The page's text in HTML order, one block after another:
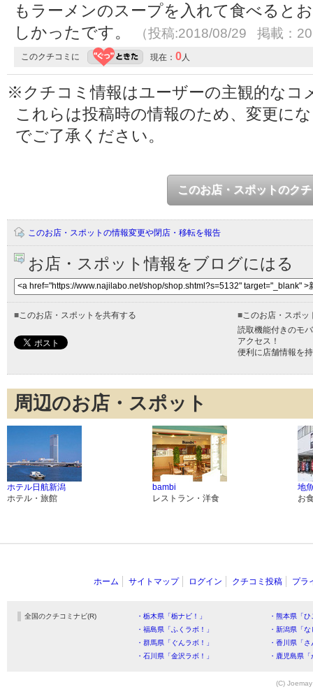
もラーメンのスープを入れて食べると
しかったです。
（投稿:2018/08/29 掲載：
このクチコミに 現在： 0 人
※クチコミ情報はユーザーの主観的なコ
これらは投稿時の情報のため、変更に
でご了承ください。
このお店・スポットのク
このお店・スポットの情報変更や閉店・移転を報告
お店・スポット情報をブログにはる
■ このお店・スポットを共有する ■ このお店・スポ
読取機能付きのモ
アクセス！
便利に店舗情報を
周辺のお店・スポット
ホテル日航新潟
ホテル・旅館
bambi
レストラン・洋食
地
お
ホーム サイトマップ ログイン クチコミ投稿 プラ
全国のクチコミナビ(R) ・栃木県「栃ナビ！」
・熊本県「
・福島県「ふくラボ！」
・新潟県「
・群馬県「ぐんラボ！」
・香川県「
・石川県「金沢ラボ！」
・鹿児島県
(C)